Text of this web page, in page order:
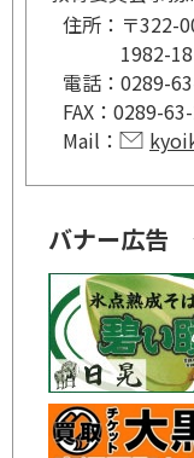
住所： 〒322-
1982-
電話： 0289-
FAX： 0289-
Mail：
バナー広告